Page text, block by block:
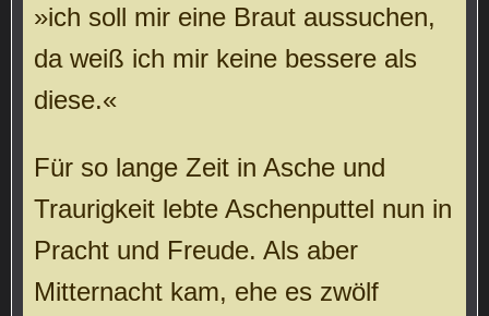
»ich soll mir eine Braut aussuchen,
da weiß ich mir keine bessere als
diese.«
Für so lange Zeit in Asche und
Traurigkeit lebte Aschenputtel nun in
Pracht und Freude. Als aber
Mitternacht kam, ehe es zwölf